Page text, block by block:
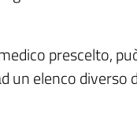
prescelto,
un elenco diverso